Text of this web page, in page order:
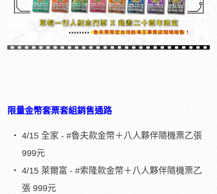
限量金幣套票套組銷售通路
4/15 全家 - #魯夫款金幣＋八人夥伴隨機票乙張
999元
4/15 萊爾富 - #索隆款金幣＋八人夥伴隨機票乙
張 999元